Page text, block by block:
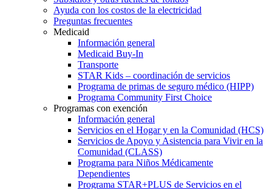
Ayuda con los costos de la electricidad
Preguntas frecuentes
Medicaid
Información general
Medicaid Buy-In
Transporte
STAR Kids – coordinación de servicios
Programa de primas de seguro médico (HIPP)
Programa Community First Choice
Programas con exención
Información general
Servicios en el Hogar y en la Comunidad (HCS)
Servicios de Apoyo y Asistencia para Vivir en la
Comunidad (CLASS)
Programa para Niños Médicamente
Dependientes
Programa STAR+PLUS de Servicios en el